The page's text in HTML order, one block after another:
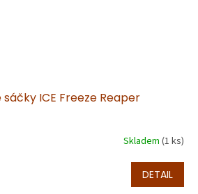
ICE Freeze Reaper
Skladem (1 ks)
DETAIL